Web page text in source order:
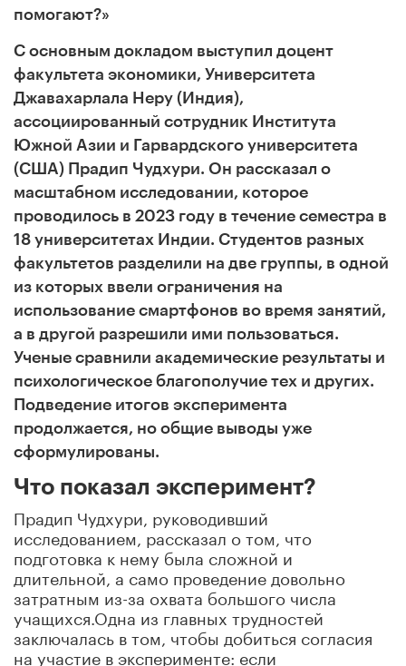
помогают?»
С основным докладом выступил доцент
факультета экономики, Университета
Джавахарлала Неру (Индия),
ассоциированный сотрудник Института
Южной Азии и Гарвардского университета
(США) Прадип Чудхури. Он рассказал о
масштабном исследовании, которое
проводилось в 2023 году в течение семестра в
18 университетах Индии. Студентов разных
факультетов разделили на две группы, в одной
из которых ввели ограничения на
использование смартфонов во время занятий,
а в другой разрешили ими пользоваться.
Ученые сравнили академические результаты и
психологическое благополучие тех и других.
Подведение итогов эксперимента
продолжается, но общие выводы уже
сформулированы.
Что показал эксперимент?
Прадип Чудхури, руководивший
исследованием, рассказал о том, что
подготовка к нему была сложной и
длительной, а само проведение довольно
затратным из-за охвата большого числа
учащихся. Одна из главных трудностей
заключалась в том, чтобы добиться согласия
на участие в эксперименте: если